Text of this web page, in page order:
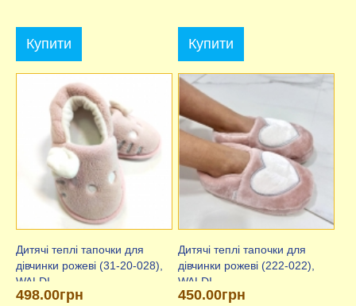
Купити Купити
Дитячі теплі тапочки для
дівчинки рожеві (31-20-028),
WALDI
498.00грн
Дитячі теплі тапочки для
дівчинки рожеві (222-022),
WALDI
450.00грн